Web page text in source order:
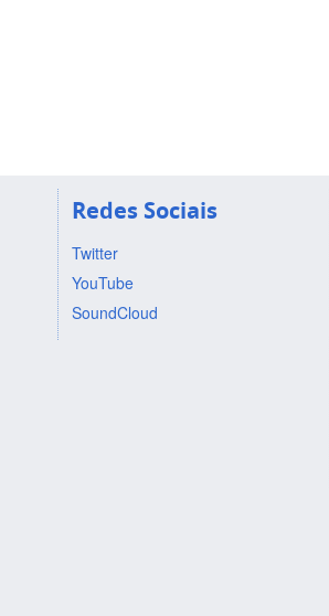
Redes Sociais
Twitter
YouTube
SoundCloud